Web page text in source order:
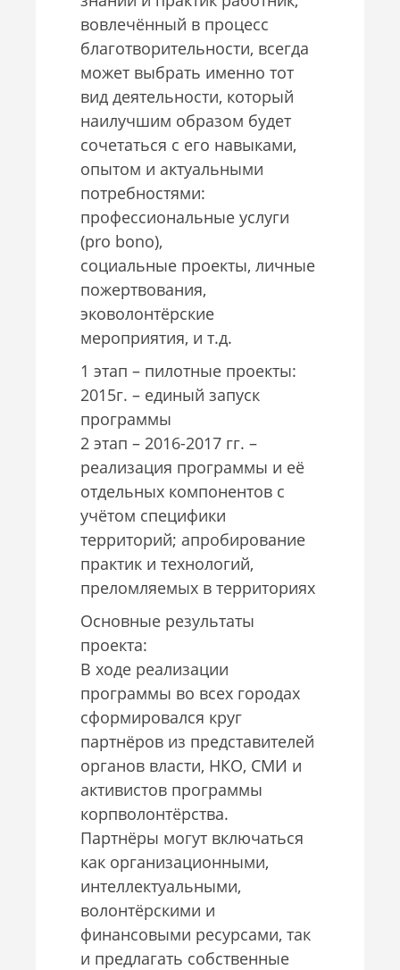
вовлечённый в процесс
благотворительности, всегда
может выбрать именно тот
вид деятельности, который
наилучшим образом будет
сочетаться с его навыками,
опытом и актуальными
потребностями:
профессиональные услуги
(pro bono),
социальные проекты, личные
пожертвования,
эковолонтёрские
мероприятия, и т.д.
1 этап – пилотные проекты:
2015г. – единый запуск
программы
2 этап – 2016-2017 гг. –
реализация программы и её
отдельных компонентов с
учётом специфики
территорий; апробирование
практик и технологий,
преломляемых в территориях
Основные результаты
проекта:
В ходе реализации
программы во всех городах
сформировался круг
партнёров из представителей
органов власти, НКО, СМИ и
активистов программы
корпволонтёрства.
Партнёры могут включаться
как организационными,
интеллектуальными,
волонтёрскими и
финансовыми ресурсами, так
и предлагать собственные